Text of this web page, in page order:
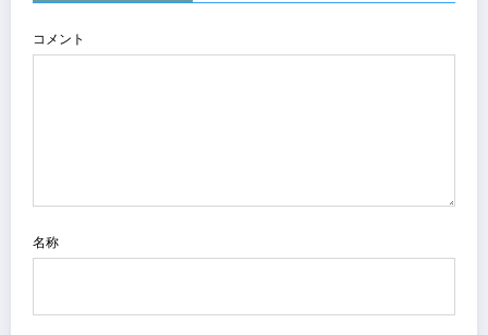
コメント
名称